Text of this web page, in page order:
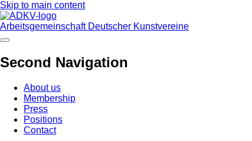
Skip to main content
Arbeitsgemeinschaft Deutscher Kunstvereine
Second Navigation
About us
Membership
Press
Positions
Contact